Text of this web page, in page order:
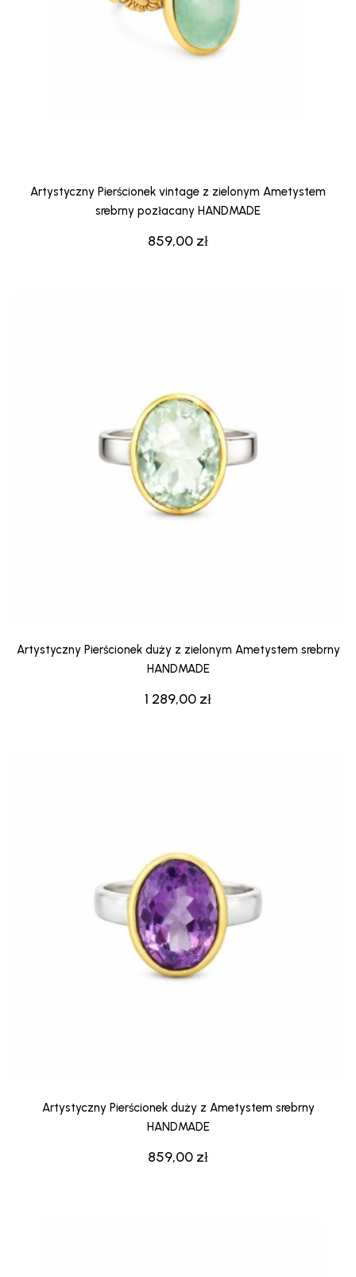
859,00 zł
Artystyczny Pierścionek vintage z zielonym Ametystem
srebrny pozłacany HANDMADE
1 289,00 zł
Artystyczny Pierścionek duży z zielonym Ametystem srebrny
HANDMADE
859,00 zł
Artystyczny Pierścionek duży z Ametystem srebrny
HANDMADE